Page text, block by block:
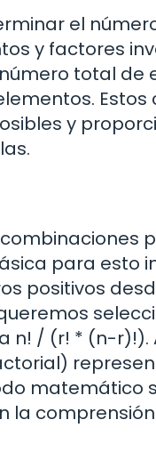
el
y factores
total de
y
para esto
positivos
n! / (r! * (n-r)!).
matemático
la